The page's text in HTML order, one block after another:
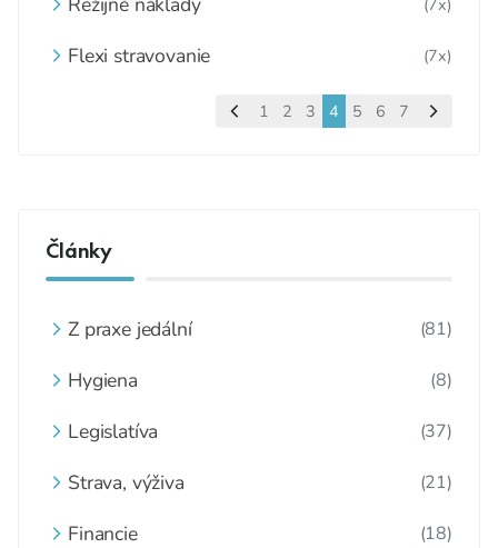
Flexi stravovanie (7x)
1 2 3 4 5 6 7
Články
Z praxe jedální (81)
Hygiena (8)
Legislatíva (37)
Strava, výživa (21)
Financie (18)